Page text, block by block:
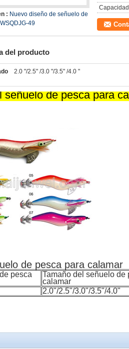
: Nuevo diseño de señuelo de
49
del producto
2.0 "/2.5" /3.0 "/3.5" /4.0 "
señuelo de pesca para
de pesca para calamar
pesca
Tamaño del señuelo de
calamar
2.0"/2.5"/3.0"/3.5"/4.0"